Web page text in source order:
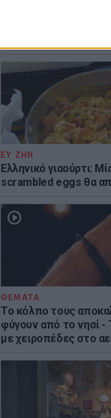
5 one-hit wonders
ΕΥ ΖΗΝ
Ελληνικό γιαούρτι:
scrambled eggs θα
ΘΕΜΑΤΑ
Το κόλπο τους
φύγουν από το νησί -
με χειροπέδες στο